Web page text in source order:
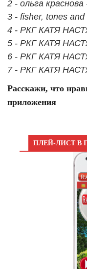
2 - ольга краснова
3 - fisher, tones
4 - РКГ КАТЯ
5 - РКГ КАТЯ
6 - РКГ КАТЯ
7 - РКГ КАТЯ
Расскажи, что
приложения
ПЛЕЙ-ЛИСТ В